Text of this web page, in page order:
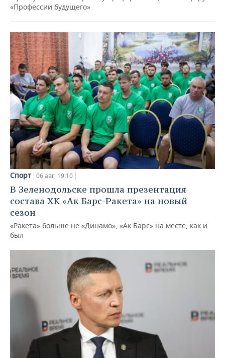
«Профессии будущего»
Спорт 06 авг, 19:10
В Зеленодольске прошла презентация
состава ХК «Ак Барс-Ракета» на новый
сезон
«Ракета» больше не «Динамо», «Ак Барс» на месте, как и
был